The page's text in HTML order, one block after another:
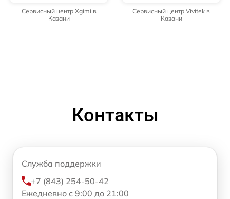
Сервисный центр Xgimi в
Казани
Сервисный центр Vivitek в
Казани
Контакты
Служба поддержки
+7 (843) 254-50-42
Ежедневно с 9:00 до 21:00